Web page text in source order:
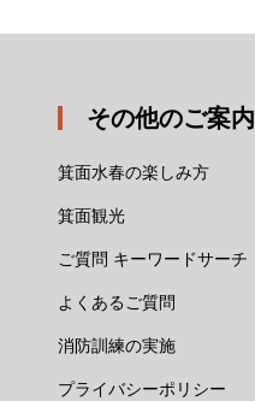
その他のご案内
箕面水春の楽しみ方
箕面観光
ご質問 キーワードサーチ
よくあるご質問
消防訓練の実施
プライバシーポリシー